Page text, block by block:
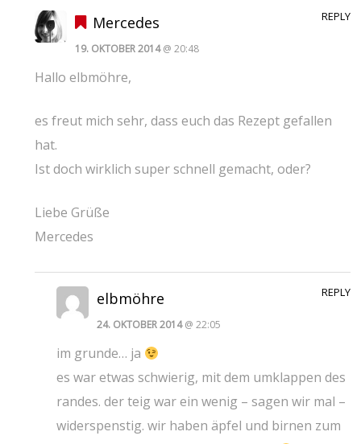
Mercedes
19. OKTOBER 2014@ 20:48
Hallo elbmöhre,
es freut mich sehr, dass euch das Rezept gefallen
hat.
Ist doch wirklich super schnell gemacht, oder?
Liebe Grüße
Mercedes
REPLY
elbmöhre
24. OKTOBER 2014@ 22:05
im grunde… ja
es war etwas schwierig, mit dem umklappen des
randes. der teig war ein wenig – sagen wir mal –
widerspenstig. wir haben äpfel und birnen zum
REPLY